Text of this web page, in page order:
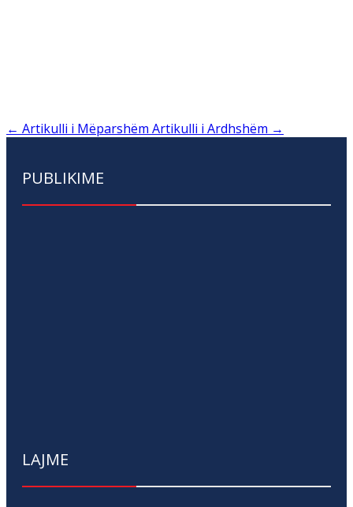
← Artikulli i Mëparshëm Artikulli i Ardhshëm →
PUBLIKIME
LAJME